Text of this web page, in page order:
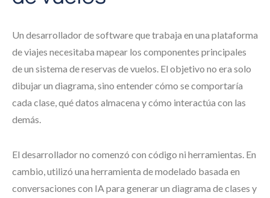
Un desarrollador de software que trabaja en una plataforma
de viajes necesitaba mapear los componentes principales
de un sistema de reservas de vuelos. El objetivo no era solo
dibujar un diagrama, sino entender cómo se comportaría
cada clase, qué datos almacena y cómo interactúa con las
demás.
El desarrollador no comenzó con código ni herramientas. En
cambio, utilizó una herramienta de modelado basada en
conversaciones con IA para generar un diagrama de clases y